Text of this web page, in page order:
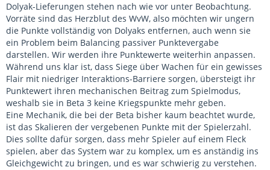
Dolyak-Lieferungen stehen nach wie vor unter Beobachtung.
Vorräte sind das Herzblut des WvW, also möchten wir ungern
die Punkte vollständig von Dolyaks entfernen, auch wenn sie
ein Problem beim Balancing passiver Punktevergabe
darstellen. Wir werden ihre Punktewerte weiterhin anpassen.
Während uns klar ist, dass Siege über Wachen für ein gewisses
Flair mit niedriger Interaktions-Barriere sorgen, übersteigt ihr
Punktewert ihren mechanischen Beitrag zum Spielmodus,
weshalb sie in Beta 3 keine Kriegspunkte mehr geben.
Eine Mechanik, die bei der Beta bisher kaum beachtet wurde,
ist das Skalieren der vergebenen Punkte mit der Spielerzahl.
Dies sollte dafür sorgen, dass mehr Spieler auf einem Fleck
spielen, aber das System war zu komplex, um es anständig ins
Gleichgewicht zu bringen, und es war schwierig zu verstehen.